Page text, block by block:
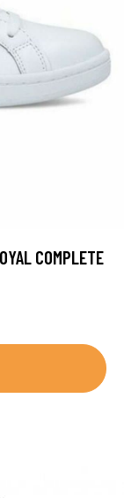
COMPLETE